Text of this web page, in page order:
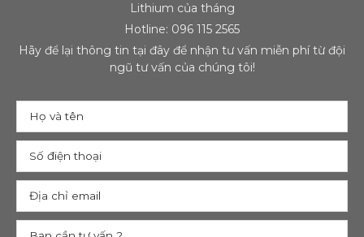
Lithium của tháng
Hotline: 096 115 2565
Hãy để lại thông tin tại đây để nhận tư vấn miễn phí từ đội
ngũ tư vấn của chúng tôi!